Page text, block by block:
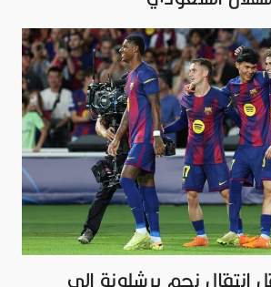
انتقال نجم برشلونة إلى